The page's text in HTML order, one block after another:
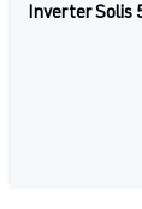
Inverter Solis